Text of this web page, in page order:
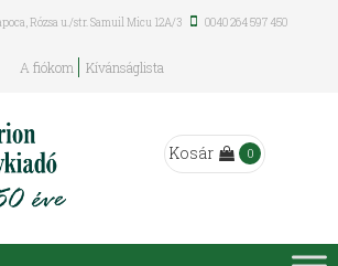
Rózsa u./str. Samuil Micu 12A/3 0040 264 597 450
A fiókom Kívánságlista
Kosár 0